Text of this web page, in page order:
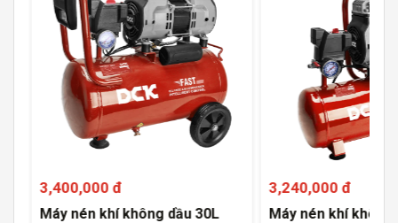
3,400,000 đ
Máy nén khí không dầu 30L
3,240,000 đ
Máy nén khí không